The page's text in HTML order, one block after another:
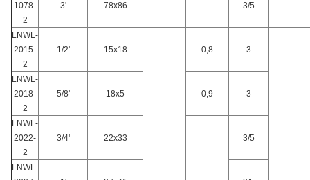
1078-
2
3' 78x86 3/5
LNWL-
2015-
2
1/2' 15x18 0,8 3
LNWL-
2018-
2
5/8' 18x5 0,9 3
LNWL-
2022-
2
3/4' 22x33 3/5
LNWL-